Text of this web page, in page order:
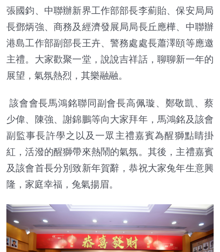
張國鈞、中聯辦新界工作部部長李薊貽、保安局局
長鄧炳強、商務及經濟發展局局長丘應樺、中聯辦
港島工作部副部長王卉、警務處處長蕭澤頤等應邀
主禮。大家歡聚一堂，說說吉祥話，聊聊新一年的
展望，氣氛熱烈，其樂融融。
該會會長馬鴻銘聯同副會長高佩璇、鄭敬凱、蔡
少偉、陳強、謝錦鵬等向大家拜年，馬鴻銘及該會
副監事長許學之以及一眾主禮嘉賓為醒獅點睛掛
紅，活潑的醒獅帶來熱鬧的氣氛。其後，主禮嘉賓
及該會首長分別致新年賀辭，恭祝大家兔年生意興
隆，家庭幸福，兔氣揚眉。